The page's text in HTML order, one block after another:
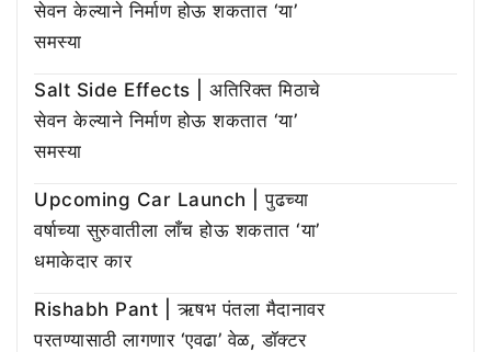
सेवन केल्याने निर्माण होऊ शकतात ‘या’
समस्या
Salt Side Effects | अतिरिक्त मिठाचे
सेवन केल्याने निर्माण होऊ शकतात ‘या’
समस्या
Upcoming Car Launch | पुढच्या
वर्षाच्या सुरुवातीला लाँच होऊ शकतात ‘या’
धमाकेदार कार
Rishabh Pant | ऋषभ पंतला मैदानावर
परतण्यासाठी लागणार ‘एवढा’ वेळ, डॉक्टर